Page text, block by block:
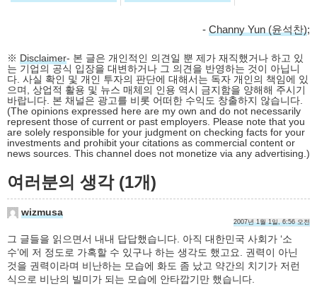
- Channy Yun (윤석찬);
※ Disclaimer- 본 글은 개인적인 의견일 뿐 제가 재직했거나 하고 있
는 기업의 공식 입장을 대변하거나 그 의견을 반영하는 것이 아닙니
다. 사실 확인 및 개인 투자의 판단에 대해서는 독자 개인의 책임에 있
으며, 상업적 활용 및 뉴스 매체의 인용 역시 금지함을 양해해 주시기
바랍니다. 본 채널은 광고를 비롯 어떠한 수익도 창출하지 않습니다.
(The opinions expressed here are my own and do not necessarily
represent those of current or past employers. Please note that you
are solely responsible for your judgment on checking facts for your
investments and prohibit your citations as commercial content or
news sources. This channel does not monetize via any advertising.)
여러분의 생각 (1개)
wizmusa
2007년 1월 1일, 6:56 오전
그 글들을 읽으면서 내내 답답했습니다. 아직 대한민국 사회가 ‘소
수’에 저 정도로 가혹할 수 있구나 하는 생각도 했고요. 권력이 아닌
것을 권력이라며 비난하는 모습에 화도 좀 났고 약간의 치기가 저런
식으로 비난의 빌미가 되는 모습에 안타깝기만 했습니다.